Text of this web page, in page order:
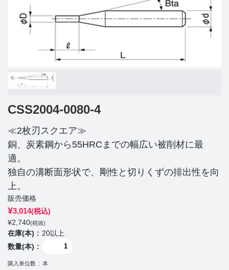
CSS2004-0080-4
≪2枚刃スクエア≫
銅、炭素鋼から55HRCまでの幅広い被削材に最
適。
独自の溝断面形状で、剛性と切りくずの排出性を向
上。
販売価格
¥3,014(税込)
¥2,740(税抜)
在庫(本)
20以上
数量(本)
購入単位数 本